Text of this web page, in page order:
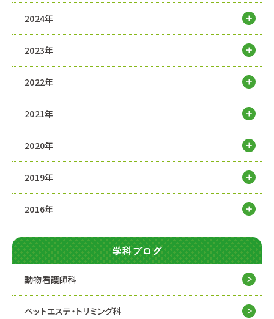
2024年
2023年
2022年
2021年
2020年
2019年
2016年
学科ブログ
動物看護師科
ペットエステ・トリミング科